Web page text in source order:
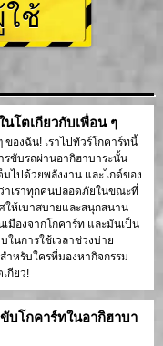
ใช้
โตเกียวกับเพื่อน ๆ
ของฉัน! เราไปทัวร์โกคาร์ทนี้
รขับรถผ่านอากิฮาบาระนั้น
มไปด้วยพลังงาน และไกด์ของ
าเราทุกคนปลอดภัยในขณะที่
ให้เบาสบายและสนุกสนาน
เมืองจากโกคาร์ท และมันเป็น
นการใช้เวลาช่วงบ่าย
ำหรับใครที่มองหากิจกรรม
กียว!
บโกคาร์ทในอากิฮาบา